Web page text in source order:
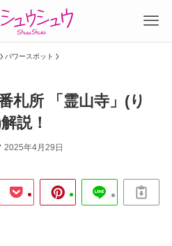
パワースポット
札所 「霊山寺」(り
説！
2025年4月29日